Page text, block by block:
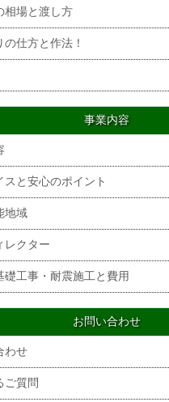
相場と渡し方
の仕方と作法！
事業内容
スと安心のポイント
地域
レクター
礎工事・耐震施工と費用
お問い合わせ
わせ
ご質問